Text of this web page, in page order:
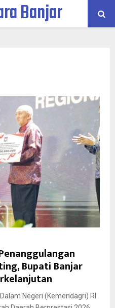
Banjar
Bupati Banjar
Negeri (Kemendagri) RI